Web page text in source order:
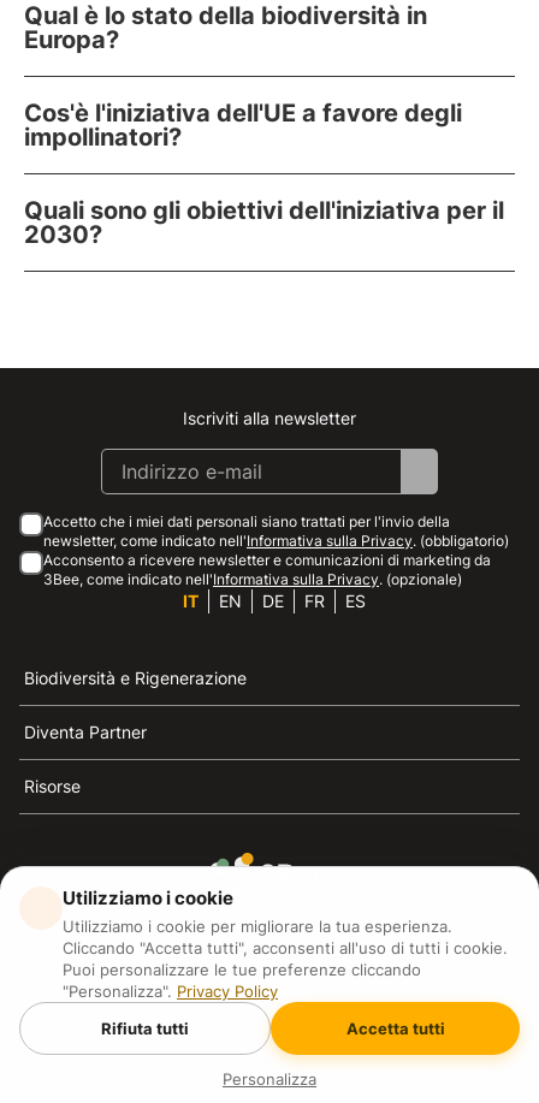
Qual è lo stato della biodiversità in
Europa?
Cos'è l'iniziativa dell'UE a favore degli
impollinatori?
Quali sono gli obiettivi dell'iniziativa per il
2030?
Instagram
Facebook
Linkedin
Youtube
Iscriviti alla newsletter
Accetto che i miei dati personali siano trattati per l'invio della
newsletter, come indicato nell'Informativa sulla Privacy. (obbligatorio)
Acconsento a ricevere newsletter e comunicazioni di marketing da
3Bee, come indicato nell'Informativa sulla Privacy. (opzionale)
IT EN DE FR ES
Biodiversità e Rigenerazione
Diventa Partner
Risorse
3Bee è il riferimento della sostenibilità, la difesa delle
api e della biodiversità
3Bee S.R.L Via Pastrengo 14, 20159, Milano (MI)
P.IVA: IT09711590969
3Bee GmbHSede legale: Oranienburger Straße 23, 10178
BerlinHR number: 256594
20263Bee - All rights reserved.
Utilizziamo i cookie
Utilizziamo i cookie per migliorare la tua esperienza.
Cliccando "Accetta tutti", acconsenti all'uso di tutti i cookie.
Puoi personalizzare le tue preferenze cliccando
"Personalizza". Privacy Policy
Personalizza
Rifiuta tutti Accetta tutti